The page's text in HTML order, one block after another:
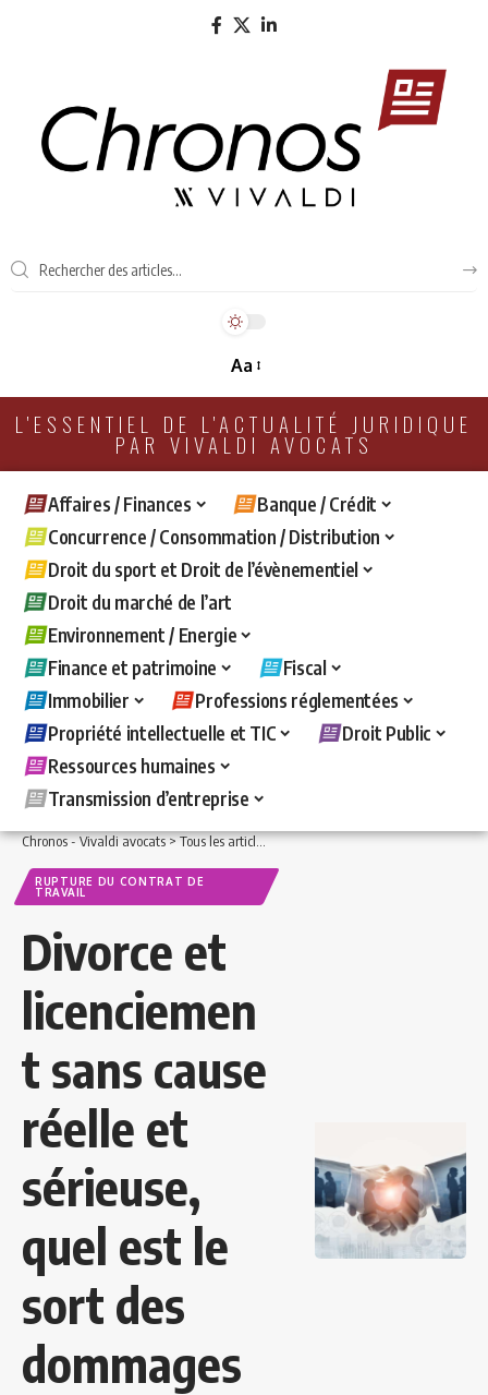
Aa
L'ESSENTIEL DE L'ACTUALITÉ JURIDIQUE
PAR VIVALDI AVOCATS
Affaires / Finances
Banque / Crédit
Concurrence / Consommation / Distribution
Droit du sport et Droit de l’évènementiel
Droit du marché de l’art
Environnement / Energie
Finance et patrimoine
Fiscal
Immobilier
Professions réglementées
Propriété intellectuelle et TIC
Droit Public
Ressources humaines
Transmission d’entreprise
Chronos - Vivaldi avocats>Tous les articles >Ressources humaines>Rupture
RUPTURE DU CONTRAT DE
TRAVAIL
Divorce et
licenciemen
t sans cause
réelle et
sérieuse,
quel est le
sort des
dommages